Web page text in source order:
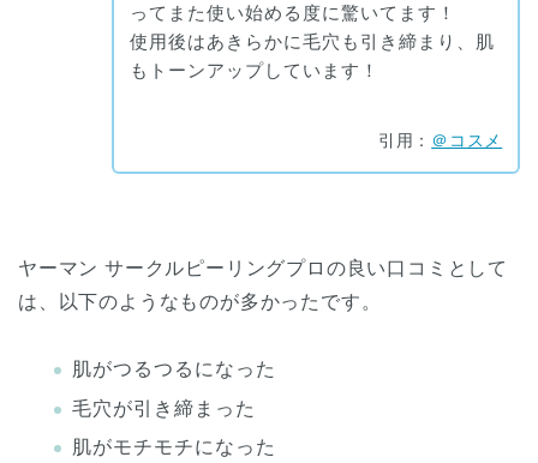
ってまた使い始める度に驚いてます！
使用後はあきらかに毛穴も引き締まり、肌
もトーンアップしています！
引用： ＠コスメ
ヤーマン サークルピーリングプロの良い口コミとして
は、以下のようなものが多かったです。
肌がつるつるになった
毛穴が引き締まった
肌がモチモチになった